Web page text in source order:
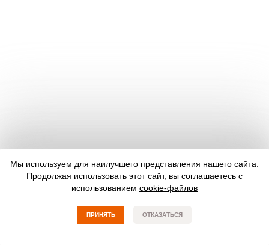
Мы используем для наилучшего представления нашего сайта.
Продолжая использовать этот сайт, вы соглашаетесь с
использованием cookie-файлов
ПРИНЯТЬ ОТКАЗАТЬСЯ